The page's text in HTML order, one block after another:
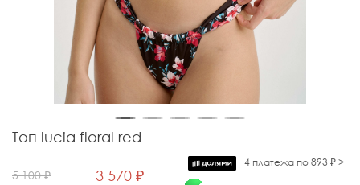
Топ lucia floral red
5 100 ₽ 3 570 ₽
4 платежа по 893 ₽ >